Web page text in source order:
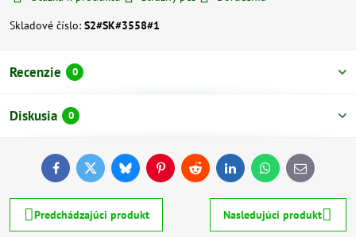
Skladové číslo: S2#SK#3558#1
Recenzie 0
Diskusia 0
FacebookTwitterBlueskyPinterestReddit LinkedInWhatsApp
E-
mail
Predchádzajúci produkt Nasledujúci produkt